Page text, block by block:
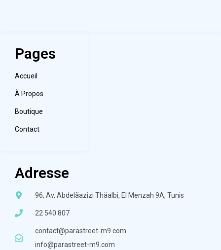
Pages
Accueil
À Propos
Boutique
Contact
Adresse
96, Av. Abdelãazizi Thäalbi, El Menzah 9A, Tunis
22 540 807
contact@parastreet-m9.com
info@parastreet-m9.com